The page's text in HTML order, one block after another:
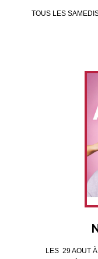
TOUS LES
LES 29 AOUT